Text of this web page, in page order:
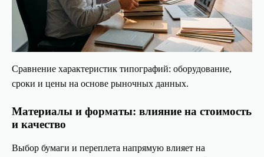
Сравнение характеристик типографий: оборудование,
сроки и цены на основе рыночных данных.
Материалы и форматы: влияние на стоимость
и качество
Выбор бумаги и переплета напрямую влияет на